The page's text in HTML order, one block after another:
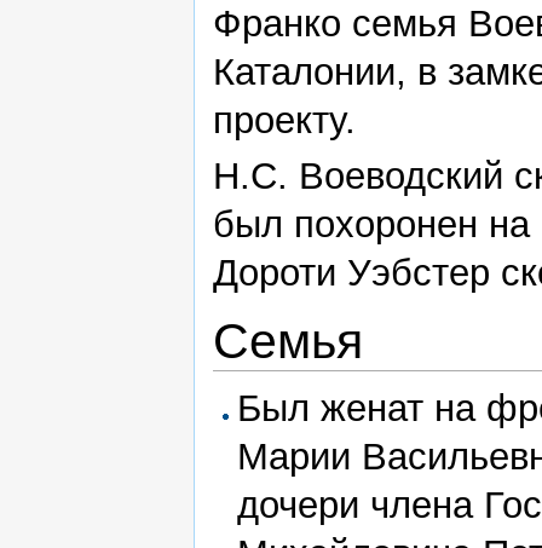
Франко семья
Каталонии, в
проекту.
Н.С. Воеводский
был похоронен на
Дороти Уэбстер
Семья
Был женат на
Марии
дочери члена